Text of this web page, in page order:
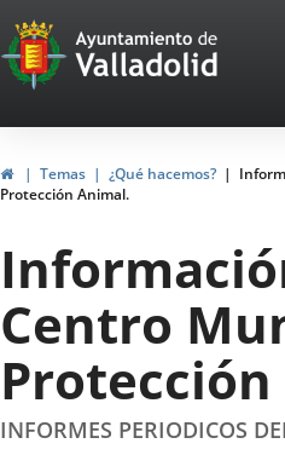
Portal
Web
del
Ayuntamiento
de
Valladolid
HomeTemas ¿Qué hacemos?
Protección Animal.
Centro
INFORMES PERIODICOS